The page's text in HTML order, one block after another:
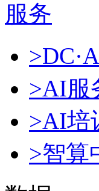
服务
>AI服
>AI培
>智算